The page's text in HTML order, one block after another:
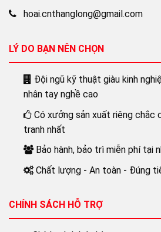
hoai.cnthanglong@gmail.com
LÝ DO BẠN NÊN CHỌN
Đội ngũ kỹ thuật giàu kinh
nhân tay nghề cao
Có xưởng sản xuất riêng chắc
tranh nhất
Bảo hành, bảo trì miễn phí tại
Chất lượng - An toàn - Đúng
CHÍNH SÁCH HỖ TRỢ